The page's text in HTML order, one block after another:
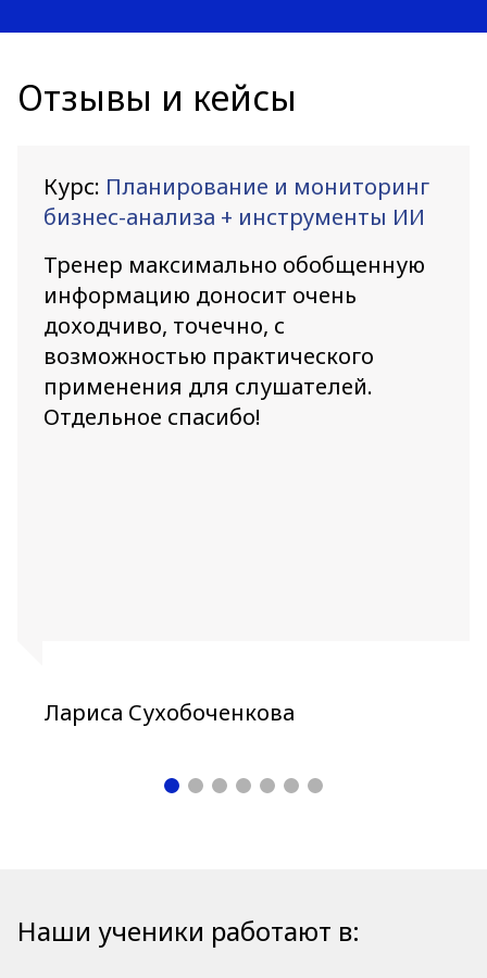
Отзывы и кейсы
Курс: Планирование и мониторинг
бизнес-анализа + инструменты ИИ
Тренер максимально обобщенную
информацию доносит очень
доходчиво, точечно, с
возможностью практического
применения для слушателей.
Отдельное спасибо!
Лариса Сухобоченкова
Наши ученики работают в: